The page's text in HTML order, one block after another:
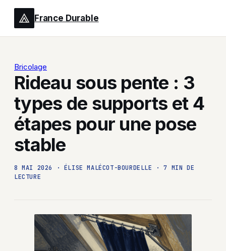
France Durable
Bricolage
Rideau sous pente : 3
types de supports et 4
étapes pour une pose
stable
8 MAI 2026 · ÉLISE MALÉCOT-BOURDELLE ·
7 MIN DE
LECTURE